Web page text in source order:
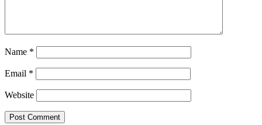
Name *
Email *
Website